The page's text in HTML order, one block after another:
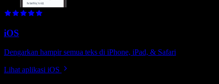
iOS
Dengarkan hampir semua teks di iPhone, iPad, & Safari
Lihat aplikasi iOS